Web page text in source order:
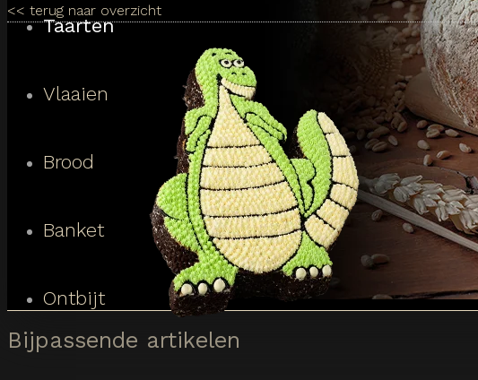
Taarten
Vlaaien
Brood
Banket
Ontbijt
<< terug naar overzicht
Bijpassende artikelen